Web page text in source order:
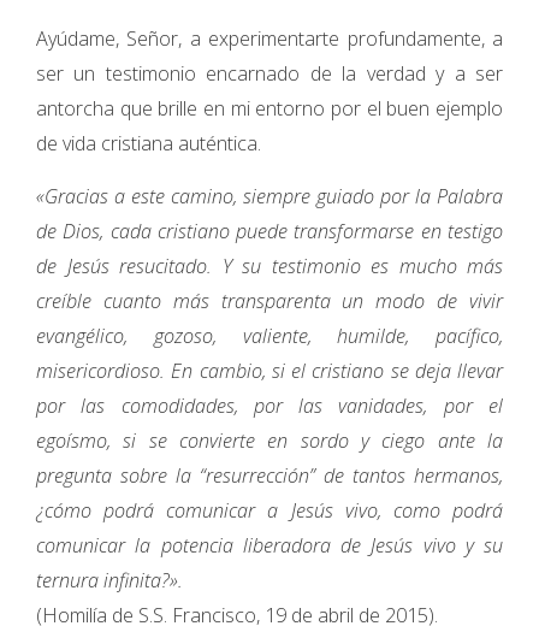
Ayúdame, Señor, a experimentarte profundamente, a
ser un testimonio encarnado de la verdad y a ser
antorcha que brille en mi entorno por el buen ejemplo
de vida cristiana auténtica.
«Gracias a este camino, siempre guiado por la Palabra
de Dios, cada cristiano puede transformarse en testigo
de Jesús resucitado. Y su testimonio es mucho más
creíble cuanto más transparenta un modo de vivir
evangélico, gozoso, valiente, humilde, pacífico,
misericordioso. En cambio, si el cristiano se deja llevar
por las comodidades, por las vanidades, por el
egoísmo, si se convierte en sordo y ciego ante la
pregunta sobre la “resurrección” de tantos hermanos,
¿cómo podrá comunicar a Jesús vivo, como podrá
comunicar la potencia liberadora de Jesús vivo y su
ternura infinita?».
(Homilía de S.S. Francisco, 19 de abril de 2015).